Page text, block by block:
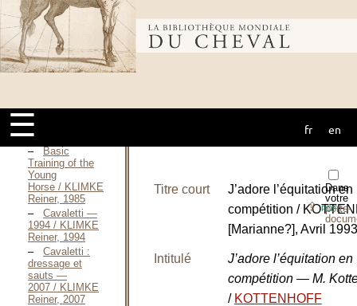
Bibliothèque
mondiale du
cheval
☰ fr en
2017 / JEANNIN
Arnaud, 2017
Cavaletti —
1966 / KLIMKE
Reiner, 1966
Cavalletti —
1975 / KLIMKE
Reiner, 1975
Basic
Training of the
Young
Horse / KLIMKE
Reiner, 1985
Cavaletti —
1994 / KLIMKE
Reiner, 1994
Cavaletti :
dressage et
sauts —
2007 / KLIMKE
Reiner, 2007
Dans
votre
porte-
⇪PDF
Titre court
J’adore l’équitation en
compétition /
[Marianne?], Avril 1993
Intitulé
J’adore l’équitation en
compétition — M.
/ KOTTENHOFF